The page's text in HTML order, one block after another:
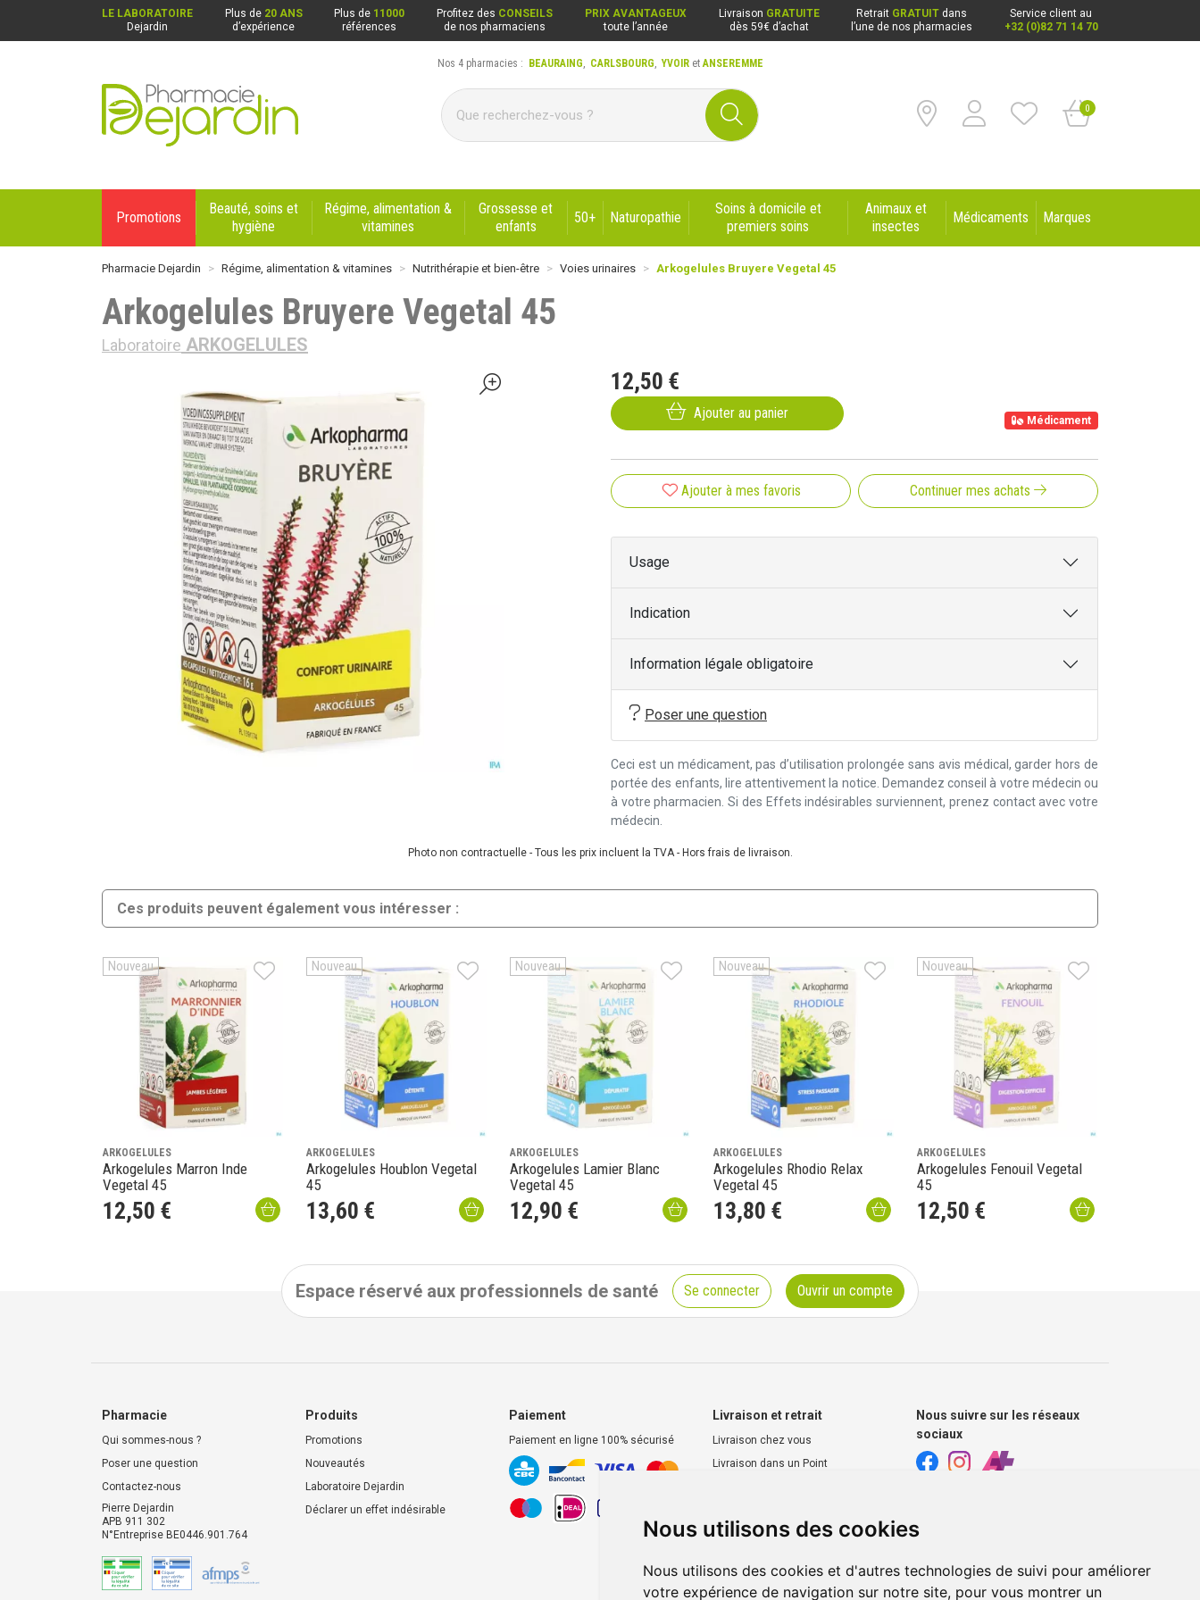
Nous utilisons des cookies
Nous utilisons des cookies et d'autres technologies de suivi pour améliorer
votre expérience de navigation sur notre site, pour vous montrer un
LE LABORATOIRE
Dejardin
Plus de 20 ANS
d’expérience
Plus de 11000
références
Profitez des CONSEILS
de nos pharmaciens
PRIX AVANTAGEUX
toute l’année
Livraison GRATUITE
dès 59€ d’achat
Retrait GRATUIT dans
l’une de nos pharmacies
Service client au
+32 (0)82 71 14 70
Pharmacie Dejardin Nos 4 pharmacies : Beauraing, Carlsbourg, Yvoir, Anseremme
0
Nos 4 pharmacies : BEAURAING, CARLSBOURG,YVOIRetANSEREMME
Promotions
Beauté, soins et
hygiène
Régime, alimentation &
vitamines
Grossesse et
enfants
50+ Naturopathie
Soins à domicile et
premiers soins
Animaux et
insectes
Médicaments Marques
Pharmacie Dejardin Régime, alimentation & vitamines Nutrithérapie et bien-être Voies urinaires Arkogelules Bruyere Vegetal 45
Arkogelules Bruyere Vegetal 45
Laboratoire ARKOGELULES
12,50 €
Ajouter au panier Médicament
Ajouter à mes favoris Continuer mes achats
Usage
Indication
Information légale obligatoire
Poser une question
Ceci est un médicament, pas d’utilisation prolongée sans avis médical, garder hors de
portée des enfants, lire attentivement la notice. Demandez conseil à votre médecin ou
à votre pharmacien. Si des Effets indésirables surviennent, prenez contact avec votre
médecin.
Photo non contractuelle - Tous les prix incluent la TVA - Hors frais de livraison.
Ces produits peuvent également vous intéresser :
Nouveau
ARKOGELULES
Arkogelules Marron Inde
Vegetal 45
12,50 €
Nouveau
ARKOGELULES
Arkogelules Houblon Vegetal
45
13,60 €
Nouveau
ARKOGELULES
Arkogelules Lamier Blanc
Vegetal 45
12,90 €
Nouveau
ARKOGELULES
Arkogelules Rhodio Relax
Vegetal 45
13,80 €
Nouveau
ARKOGELULES
Arkogelules Fenouil Vegetal
45
12,50 €
Espace réservé aux professionnels de santé Se connecter Ouvrir un compte
Pharmacie
Qui sommes-nous ?
Poser une question
Contactez-nous
Pierre Dejardin
APB 911 302
N°Entreprise BE0446.901.764
Produits
Promotions
Nouveautés
Laboratoire Dejardin
Déclarer un effet indésirable
Paiement
Paiement en ligne 100% sécurisé
Livraison et retrait
Livraison chez vous
Livraison dans un Point
Retrait en casiers extérieurs
Nous suivre sur les réseaux
sociaux